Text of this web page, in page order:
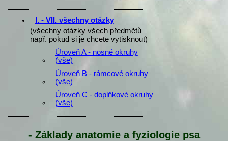
I. - VII. všechny otázky
(všechny otázky všech předmětů
např. pokud si je chcete vytisknout)
Úroveň A - nosné okruhy
(vše)
Úroveň B - rámcové okruhy
(vše)
Úroveň C - doplňkové okruhy
(vše)
- Základy anatomie a fyziologie psa